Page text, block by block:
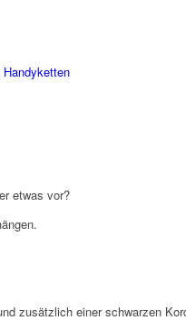
Handyketten
etwas vor?
zusätzlich einer schwarzen